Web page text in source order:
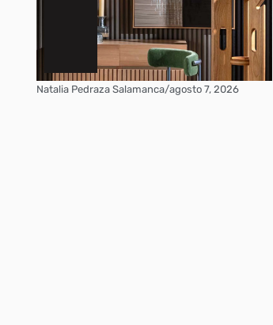
Natalia Pedraza Salamanca/agosto 7, 2026